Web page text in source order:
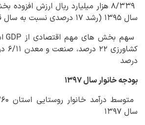
۸/۳۳۹ هزار میلیارد ریال ارزش
سال ۱۳۹۵ (رشد ۱۷ درصدی نسبت به سال قبل)
درصد
بودجه خانوار سال ۱۳۹۷
سال ۱۳۹۷